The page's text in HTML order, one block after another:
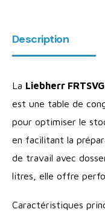
Description
La Liebherr
est une table de
pour optimiser le
en facilitant la
de travail avec
litres, elle offre
Caractéristiques